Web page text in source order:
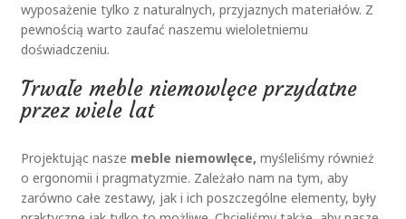
wyposażenie tylko z naturalnych, przyjaznych materiałów. Z
pewnością warto zaufać naszemu wieloletniemu
doświadczeniu.
Trwałe meble niemowlęce przydatne
przez wiele lat
Projektując nasze meble niemowlęce, myśleliśmy również
o ergonomii i pragmatyzmie. Zależało nam na tym, aby
zarówno całe zestawy, jak i ich poszczególne elementy, były